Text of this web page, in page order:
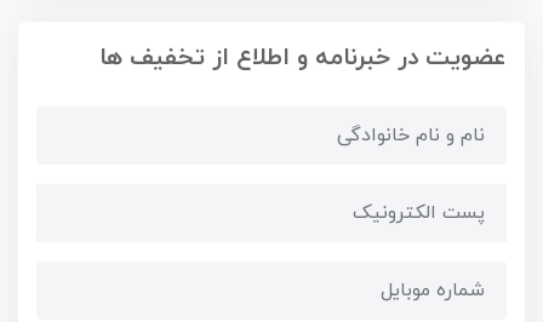
عضویت در خبرنامه و اطلاع از تخفیف ها